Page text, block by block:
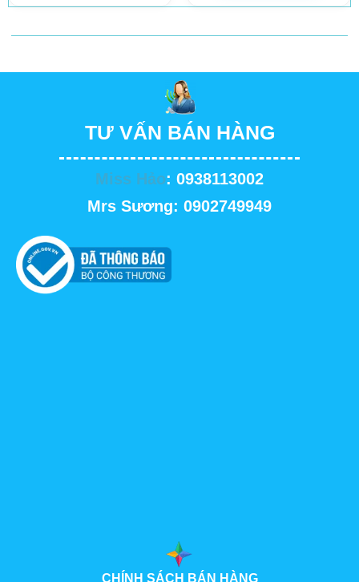
TƯ VẤN BÁN HÀNG
Miss Hảo: 0938113002
Mrs Sương: 0902749949
CHÍNH SÁCH BÁN HÀNG